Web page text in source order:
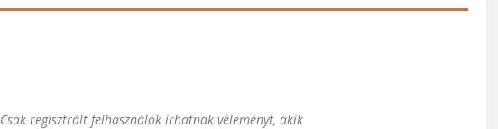
Csak regisztrált felhasználók írhatnak véleményt, akik